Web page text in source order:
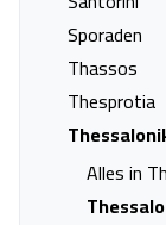
Sporaden
Thassos
Thesprotia
Alles in
Vanafprijs p.p.
€ 438,00